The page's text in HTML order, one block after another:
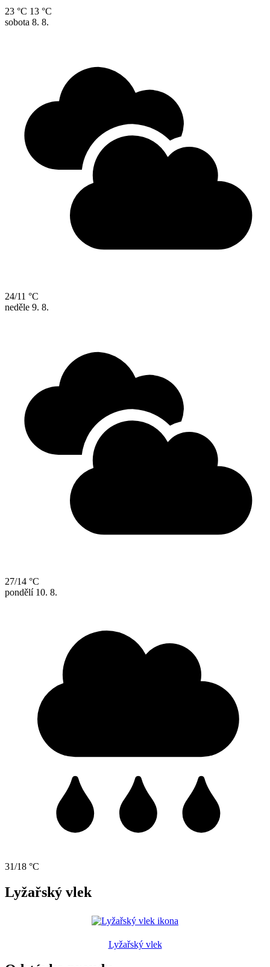
23 °C 13 °C
sobota 8. 8.
24/11 °C
neděle 9. 8.
27/14 °C
pondělí 10. 8.
31/18 °C
Lyžařský vlek
Lyžařský vlek